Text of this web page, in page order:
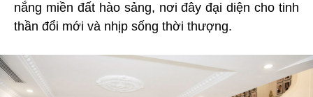
nắng miền đất hào sảng, nơi đây đại diện cho tinh
thần đổi mới và nhịp sống thời thượng.